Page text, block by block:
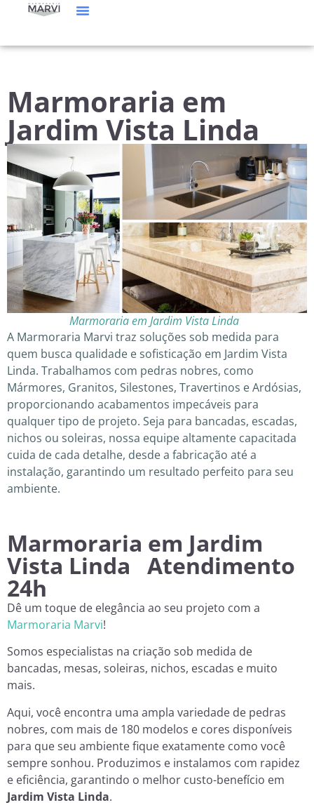
Marmoraria em
Jardim Vista Linda
Marmoraria em Jardim Vista Linda
A Marmoraria Marvi traz soluções sob medida para
quem busca qualidade e sofisticação em Jardim Vista
Linda. Trabalhamos com pedras nobres, como
Mármores, Granitos, Silestones, Travertinos e Ardósias,
proporcionando acabamentos impecáveis para
qualquer tipo de projeto. Seja para bancadas, escadas,
nichos ou soleiras, nossa equipe altamente capacitada
cuida de cada detalhe, desde a fabricação até a
instalação, garantindo um resultado perfeito para seu
ambiente.
Marmoraria em Jardim
Vista Linda Atendimento
24h
Dê um toque de elegância ao seu projeto com a
Marmoraria Marvi!
Somos especialistas na criação sob medida de
bancadas, mesas, soleiras, nichos, escadas e muito
mais.
Aqui, você encontra uma ampla variedade de pedras
nobres, com mais de 180 modelos e cores disponíveis
para que seu ambiente fique exatamente como você
sempre sonhou. Produzimos e instalamos com rapidez
e eficiência, garantindo o melhor custo-benefício em
Jardim Vista Linda.